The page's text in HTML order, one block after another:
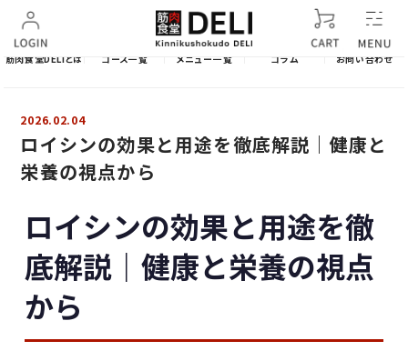
筋肉食堂DELIとは コース一覧 メニュー一覧 コラム お問い合わせ
2026.02.04
ロイシンの効果と用途を徹底解説｜健康と
栄養の視点から
ロイシンの効果と用途を徹
底解説｜健康と栄養の視点
から